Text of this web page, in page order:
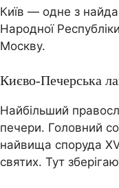
Київ — одне з
Народної
Москву.
Києво-Печерська
Найбільший
печери. Головний
найвища споруда
святих. Тут